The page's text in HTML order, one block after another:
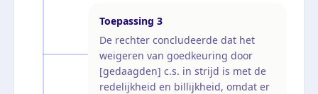
Toepassing 3
De rechter concludeerde dat het
weigeren van goedkeuring door
[gedaagden] c.s. in strijd is met de
redelijkheid en billijkheid, omdat er